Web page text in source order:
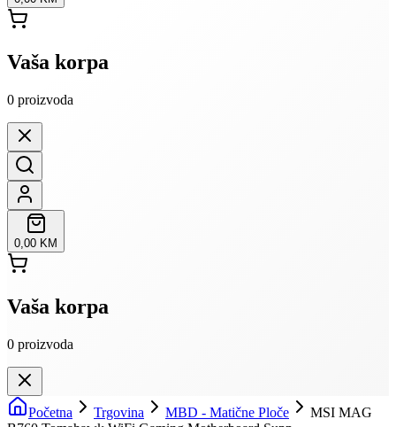
Vaša korpa
0 proizvoda
0,00 KM
Vaša korpa
0 proizvoda
Početna Trgovina MBD - Matične Ploče
MSI MAG